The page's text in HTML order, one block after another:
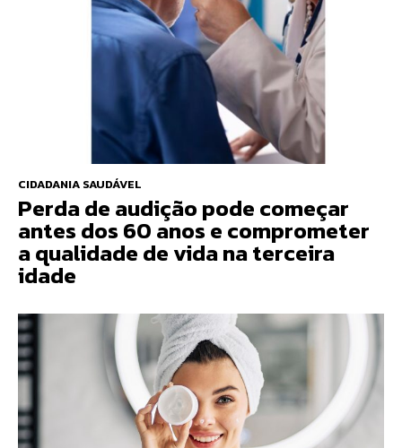
CIDADANIA SAUDÁVEL
Perda de audição pode começar
antes dos 60 anos e comprometer
a qualidade de vida na terceira
idade